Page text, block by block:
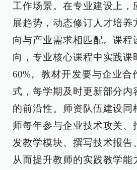
工作场景。在专业建设上，
展趋势，动态修订人才培养
向与产业需求相匹配。课程
向，专业核心课程中实践课
60%。教材开发要与企业合
式，每学期及时更新部分内
的前沿性。师资队伍建设同
师每年参与企业技术攻关、
发教学模块、撰写技术报告
从而提升教师的实践教学能